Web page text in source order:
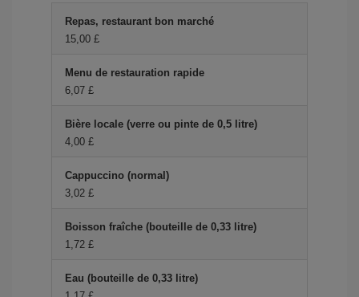
Repas, restaurant bon marché
15,00 £
Menu de restauration rapide
6,07 £
Bière locale (verre ou pinte de 0,5 litre)
4,00 £
Cappuccino (normal)
3,02 £
Boisson fraîche (bouteille de 0,33 litre)
1,72 £
Eau (bouteille de 0,33 litre)